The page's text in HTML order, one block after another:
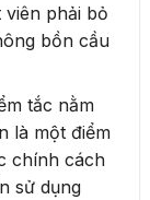
phải bỏ
bồn cầu
tắc nằm
là một điểm
chính cách
sử dụng